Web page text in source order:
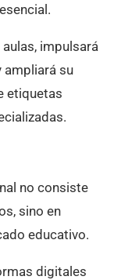
impulsará
ampliará su
etiquetas
no consiste
sino en
educativo.
digitales